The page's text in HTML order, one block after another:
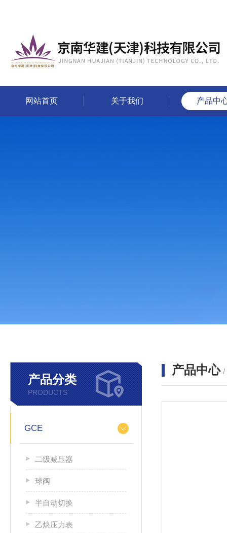
网站首页 关于我们 产品中
产品分类
PRODUCTS
GCE
二级减压器
球阀
半自动切换
乙炔压力表
产品中心 /